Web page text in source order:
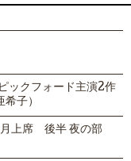
ックフォード主演2作
子）
上席 後半 夜の部